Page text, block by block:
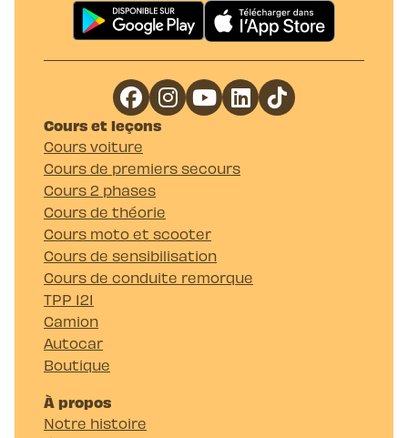
Cours et leçons
Cours voiture
Cours de premiers secours
Cours 2 phases
Cours de théorie
Cours moto et scooter
Cours de sensibilisation
Cours de conduite remorque
TPP 121
Camion
Autocar
Boutique
À propos
Notre histoire